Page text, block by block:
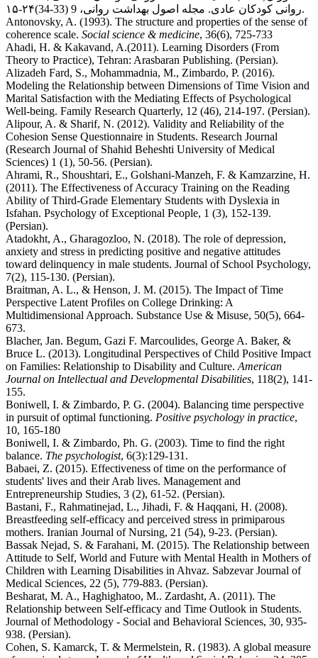
روانی کودکان عادی. مجله اصول بهداشت روانی، 9 (33-34)۲۴-۱۵.
Antonovsky, A. (1993). The structure and properties of the sense of
coherence scale. Social science & medicine, 36(6), 725-733
Ahadi, H. & Kakavand, A.(2011). Learning Disorders (From
Theory to Practice), Tehran: Arasbaran Publishing. (Persian).
Alizadeh Fard, S., Mohammadnia, M., Zimbardo, P. (2016).
Modeling the Relationship between Dimensions of Time Vision and
Marital Satisfaction with the Mediating Effects of Psychological
Well-being. Family Research Quarterly, 12 (46), 214-197. (Persian).
Alipour, A. & Sharif, N. (2012). Validity and Reliability of the
Cohesion Sense Questionnaire in Students. Research Journal
(Research Journal of Shahid Beheshti University of Medical
Sciences) 1 (1), 50-56. (Persian).
Ahrami, R., Shoushtari, E., Golshani-Manzeh, F. & Kamzarzine, H.
(2011). The Effectiveness of Accuracy Training on the Reading
Ability of Third-Grade Elementary Students with Dyslexia in
Isfahan. Psychology of Exceptional People, 1 (3), 152-139.
(Persian).
Atadokht, A., Gharagozloo, N. (2018). The role of depression,
anxiety and stress in predicting positive and negative attitudes
toward delinquency in male students. Journal of School Psychology,
7(2), 115-130. (Persian).
Braitman, A. L., & Henson, J. M. (2015). The Impact of Time
Perspective Latent Profiles on College Drinking: A
Multidimensional Approach. Substance Use & Misuse, 50(5), 664-
673.
Blacher, Jan. Begum, Gazi F. Marcoulides, George A. Baker, &
Bruce L. (2013). Longitudinal Perspectives of Child Positive Impact
on Families: Relationship to Disability and Culture.American
Journal on Intellectual and Developmental Disabilities, 118(2), 141-
155.
Boniwell, I. & Zimbardo, P. G. (2004). Balancing time perspective
in pursuit of optimal functioning. Positive psychology in practice,
10, 165-180
Boniwell, I. & Zimbardo, Ph. G. (2003). Time to find the right
balance. The psychologist, 6(3):129-131.
Babaei, Z. (2015). Effectiveness of time on the performance of
students' lives and their Arab lives. Management and
Entrepreneurship Studies, 3 (2), 61-52. (Persian).
Bastani, F., Rahmatinejad, L., Jihadi, F. & Haqqani, H. (2008).
Breastfeeding self-efficacy and perceived stress in primiparous
mothers. Iranian Journal of Nursing, 21 (54), 9-23. (Persian).
Bassak Nejad, S. & Farahani, M. (2015). The Relationship between
Attitude to Self, World and Future with Mental Health in Mothers of
Children with Learning Disabilities in Ahvaz. Sabzevar Journal of
Medical Sciences, 22 (5), 779-883. (Persian).
Besharat, M. A., Haghighatoo, M.. Zardasht, A. (2011). The
Relationship between Self-efficacy and Time Outlook in Students.
Journal of Methodology - Social and Behavioral Sciences, 30, 935-
938. (Persian).
Cohen, S. Kamarck, T. & Mermelstein, R. (1983). A global measure